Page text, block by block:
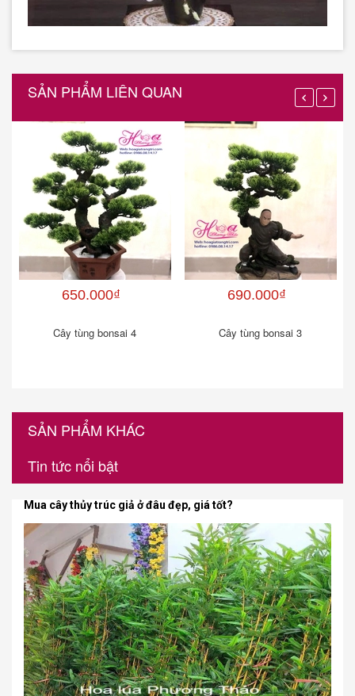
SẢN PHẨM LIÊN QUAN
650.000₫
Cây tùng bonsai 4
690.000₫
Cây tùng bonsai 3
SẢN PHẨM KHÁC
Tin tức nổi bật
Mua cây thủy trúc giả ở đâu đẹp, giá tốt?